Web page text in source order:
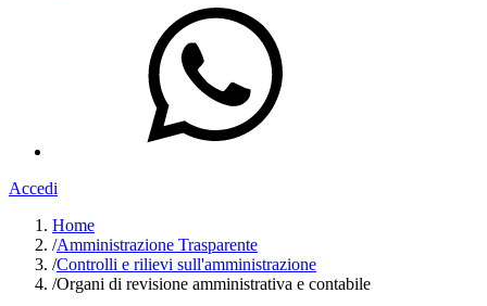
Accedi
Home
/Amministrazione Trasparente
/Controlli e rilievi sull'amministrazione
/Organi di revisione amministrativa e contabile